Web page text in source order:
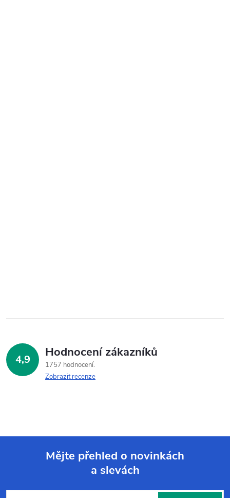
4,9 Hodnocení zákazníků
1757 hodnocení
Zobrazit recenze
Mějte přehled o novinkách
a slevách